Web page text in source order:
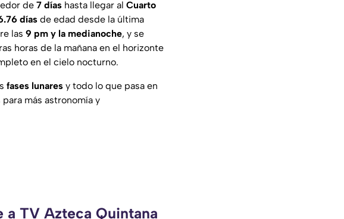
de 7 días hasta llegar al Cuarto
días de edad desde la última
las 9 pm y la medianoche, y se
horas de la mañana en el horizonte
en el cielo nocturno.
fases lunares y todo lo que pasa en
más astronomía y
a TV Azteca Quintana